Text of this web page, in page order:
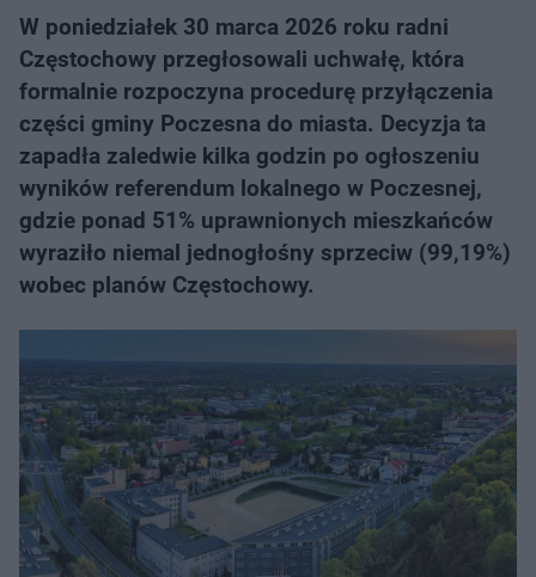
W poniedziałek 30 marca 2026 roku radni
Częstochowy przegłosowali uchwałę, która
formalnie rozpoczyna procedurę przyłączenia
części gminy Poczesna do miasta. Decyzja ta
zapadła zaledwie kilka godzin po ogłoszeniu
wyników referendum lokalnego w Poczesnej,
gdzie ponad 51% uprawnionych mieszkańców
wyraziło niemal jednogłośny sprzeciw (99,19%)
wobec planów Częstochowy.